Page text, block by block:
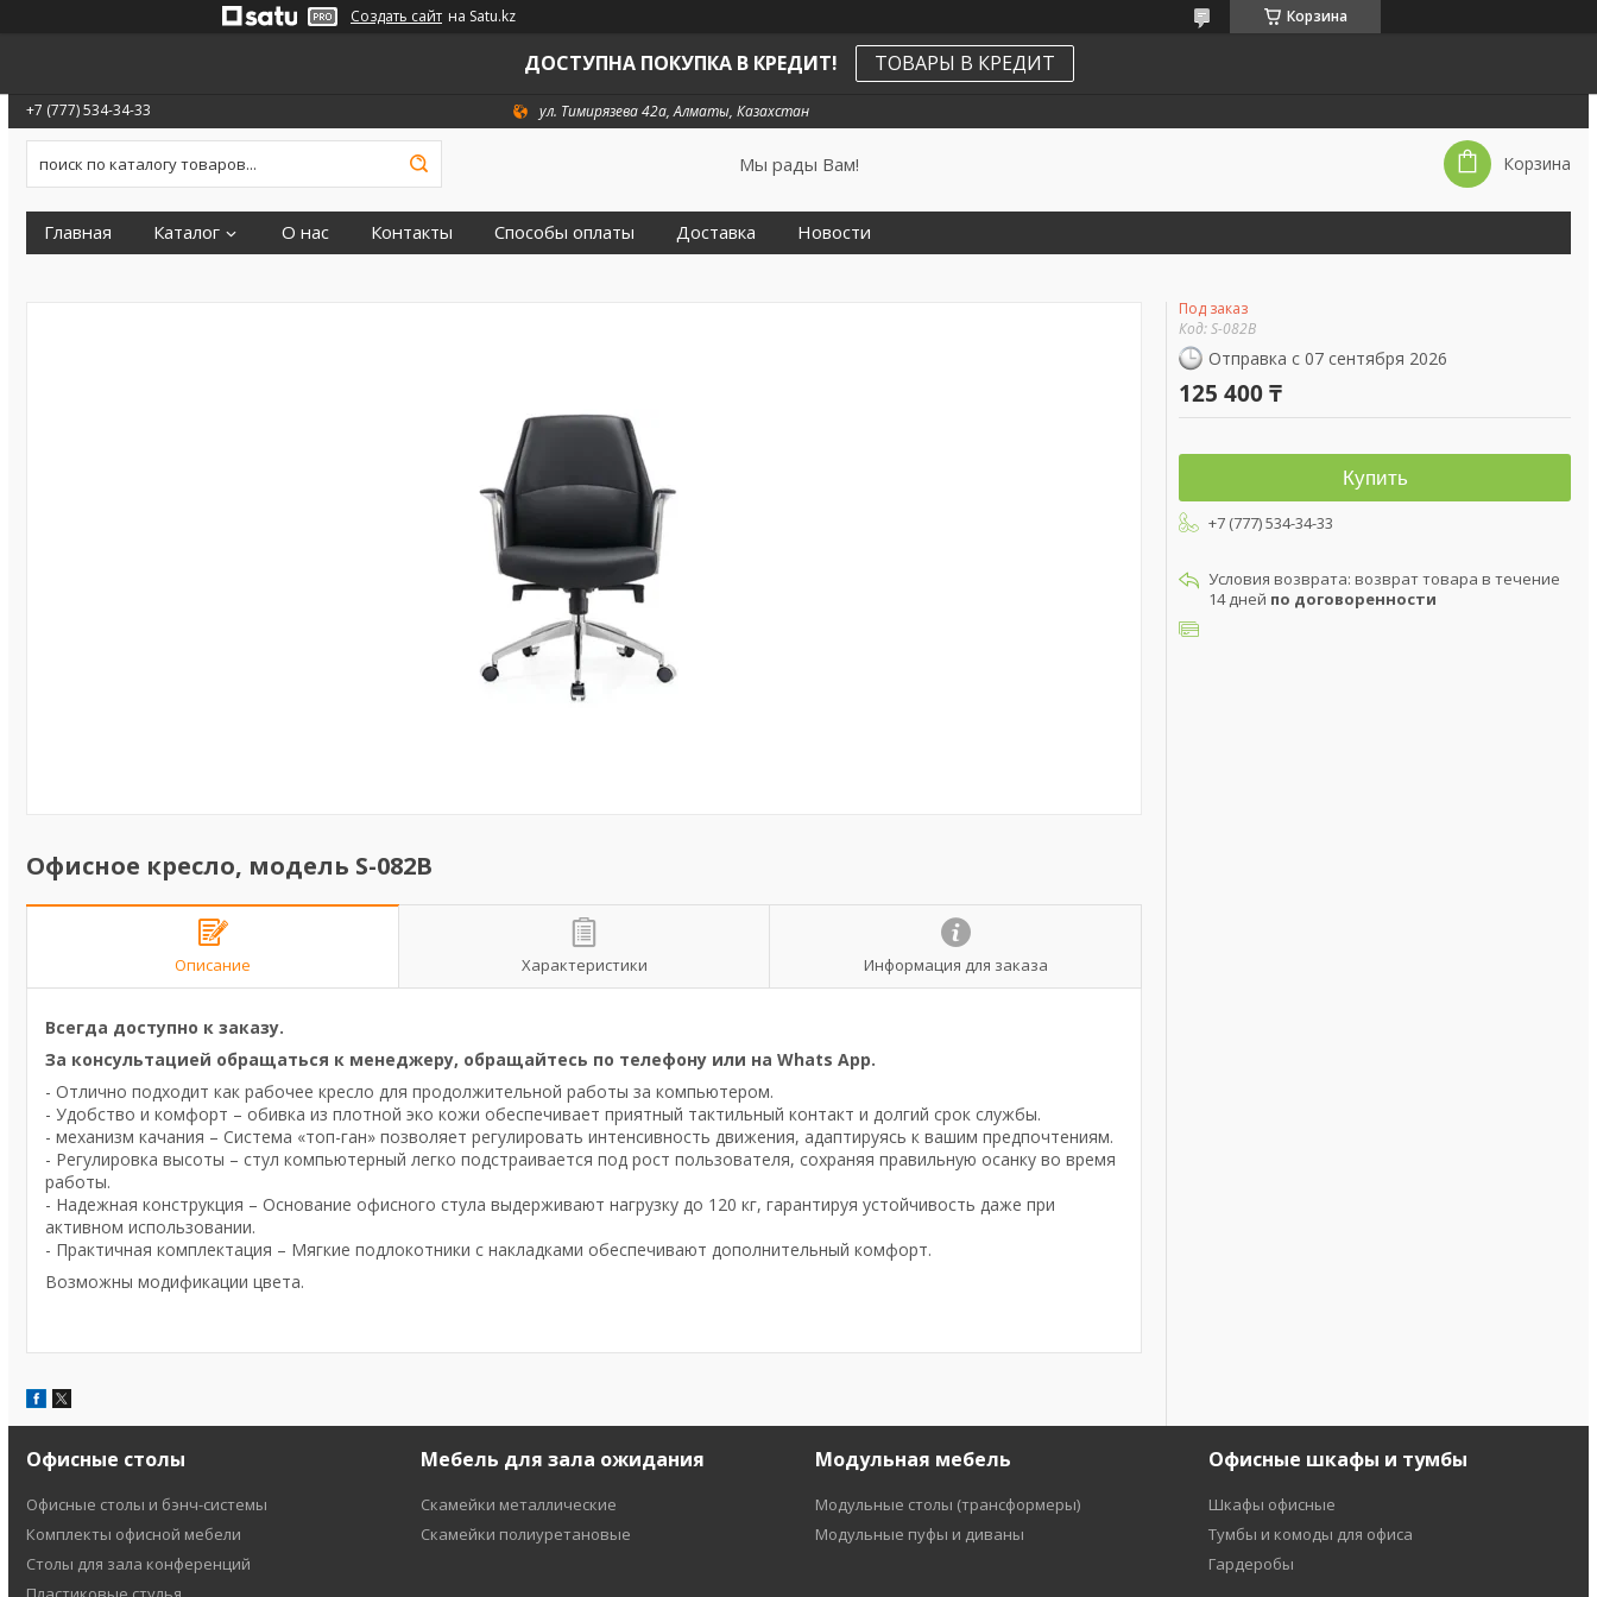
Создать сайт на Satu.kz Корзина
ДОСТУПНА ПОКУПКА В КРЕДИТ! ТОВАРЫ В КРЕДИТ
+7 (777) 534-34-33 ул. Тимирязева 42а, Алматы, Казахстан
Мы рады Вам! Корзина
Главная Каталог О нас Контакты Способы оплаты Доставка Новости
Офисное кресло, модель S-082B
Описание Характеристики Информация для заказа
Всегда доступно к заказу.
За консультацией обращаться к менеджеру, обращайтесь по телефону или на Whats App.
- Отлично подходит как рабочее кресло для продолжительной работы за компьютером.
- Удобство и комфорт – обивка из плотной эко кожи обеспечивает приятный тактильный контакт и долгий срок службы.
- механизм качания – Система «топ-ган» позволяет регулировать интенсивность движения, адаптируясь к вашим предпочтениям.
- Регулировка высоты – стул компьютерный легко подстраивается под рост пользователя, сохраняя правильную осанку во время
работы.
- Надежная конструкция – Основание офисного стула выдерживают нагрузку до 120 кг, гарантируя устойчивость даже при
активном использовании.
- Практичная комплектация – Мягкие подлокотники с накладками обеспечивают дополнительный комфорт.
Возможны модификации цвета.
Под заказ
Код:S-082B
Отправка с 07 сентября 2026
125 400 ₸
Купить
+7 (777) 534-34-33
возврат товара в течение
14 дней по договоренности
Офисные столы
Офисные столы и бэнч-системы
Комплекты офисной мебели
Столы для зала конференций
Мебель для зала ожидания
Скамейки металлические
Скамейки полиуретановые
Модульная мебель
Модульные столы (трансформеры)
Модульные пуфы и диваны
Офисные шкафы и тумбы
Шкафы офисные
Тумбы и комоды для офиса
Гардеробы